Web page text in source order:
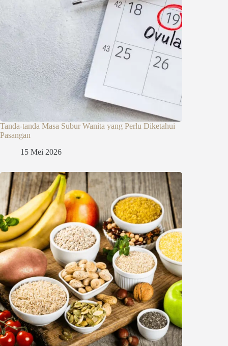
Tanda-tanda Masa Subur Wanita yang Perlu Diketahui
Pasangan
15 Mei 2026